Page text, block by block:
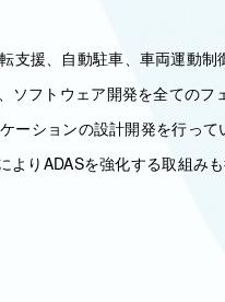
援、自動駐車、車両運動制
フトウェア開発を全てのフ
ーションの設計開発を行っ
りADASを強化する取組みも